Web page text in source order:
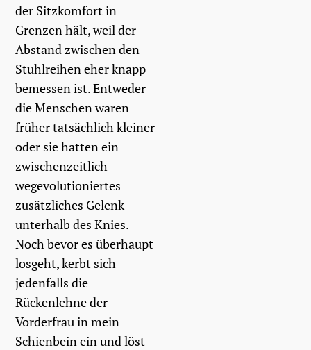
der Sitzkomfort in
Grenzen hält, weil der
Abstand zwischen den
Stuhlreihen eher knapp
bemessen ist. Entweder
die Menschen waren
früher tatsächlich kleiner
oder sie hatten ein
zwischenzeitlich
wegevolutioniertes
zusätzliches Gelenk
unterhalb des Knies.
Noch bevor es überhaupt
losgeht, kerbt sich
jedenfalls die
Rückenlehne der
Vorderfrau in mein
Schienbein ein und löst